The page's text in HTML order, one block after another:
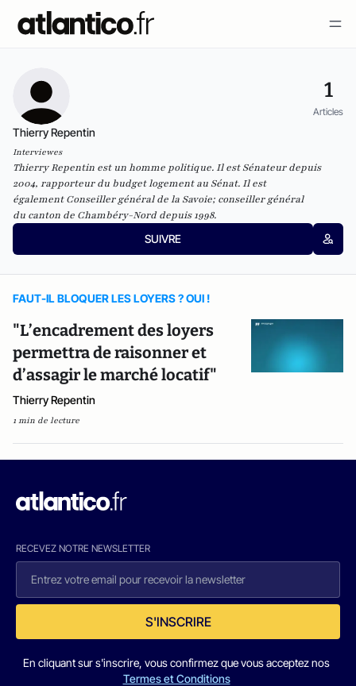
1
Articles
Thierry Repentin
Interviewes
Thierry Repentin est un homme politique. Il est Sénateur depuis
2004, rapporteur du budget logement au Sénat. Il est
égalementConseiller général de la Savoie; conseiller général
du canton de Chambéry-Norddepuis 1998.
SUIVRE
FAUT-IL BLOQUER LES LOYERS ? OUI !
"L’encadrement des loyers
permettra de raisonner et
d’assagir le marché locatif"
Thierry Repentin
1 min de lecture
RECEVEZ NOTRE NEWSLETTER
S'INSCRIRE
En cliquant sur s'inscrire, vous confirmez que vous acceptez nos
Termes et Conditions